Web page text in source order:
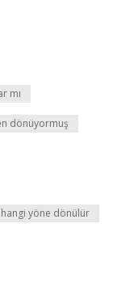
mı
dönüyormuş
hangi yöne dönülür